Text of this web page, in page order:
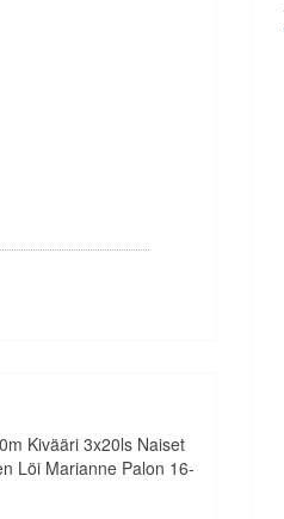
Kivääri 3x20ls Naiset
Löi Marianne Palon 16-